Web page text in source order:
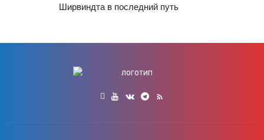
Ширвиндта в последний путь